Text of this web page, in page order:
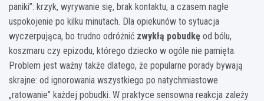
paniki”: krzyk, wyrywanie się, brak kontaktu, a czasem nagłe
uspokojenie po kilku minutach. Dla opiekunów to sytuacja
wyczerpująca, bo trudno odróżnić zwykłą pobudkę od bólu,
koszmaru czy epizodu, którego dziecko w ogóle nie pamięta.
Problem jest ważny także dlatego, że popularne porady bywają
skrajne: od ignorowania wszystkiego po natychmiastowe
„ratowanie” każdej pobudki. W praktyce sensowna reakcja zależy